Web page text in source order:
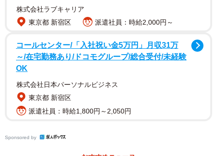
小窓に約200枚のオムツがぎっしり……！（提供：@sattun042さん）
そんなある日のこと、ついに三つ子ちゃん等がオムツの
に複数のオムツが散乱し、みんな思い思いに遊んでいま
株式会社ラブキャリア
東京都 新宿区
派遣社員：時給2,000円～
コールセンター/「入社祝い金5万円」月収31万
～/在宅勤務あり/ドコモグループ/総合受付/未経験
OK
株式会社日本パーソナルビジネス
東京都 新宿区
派遣社員：時給1,800円～2,050円
Sponsored by